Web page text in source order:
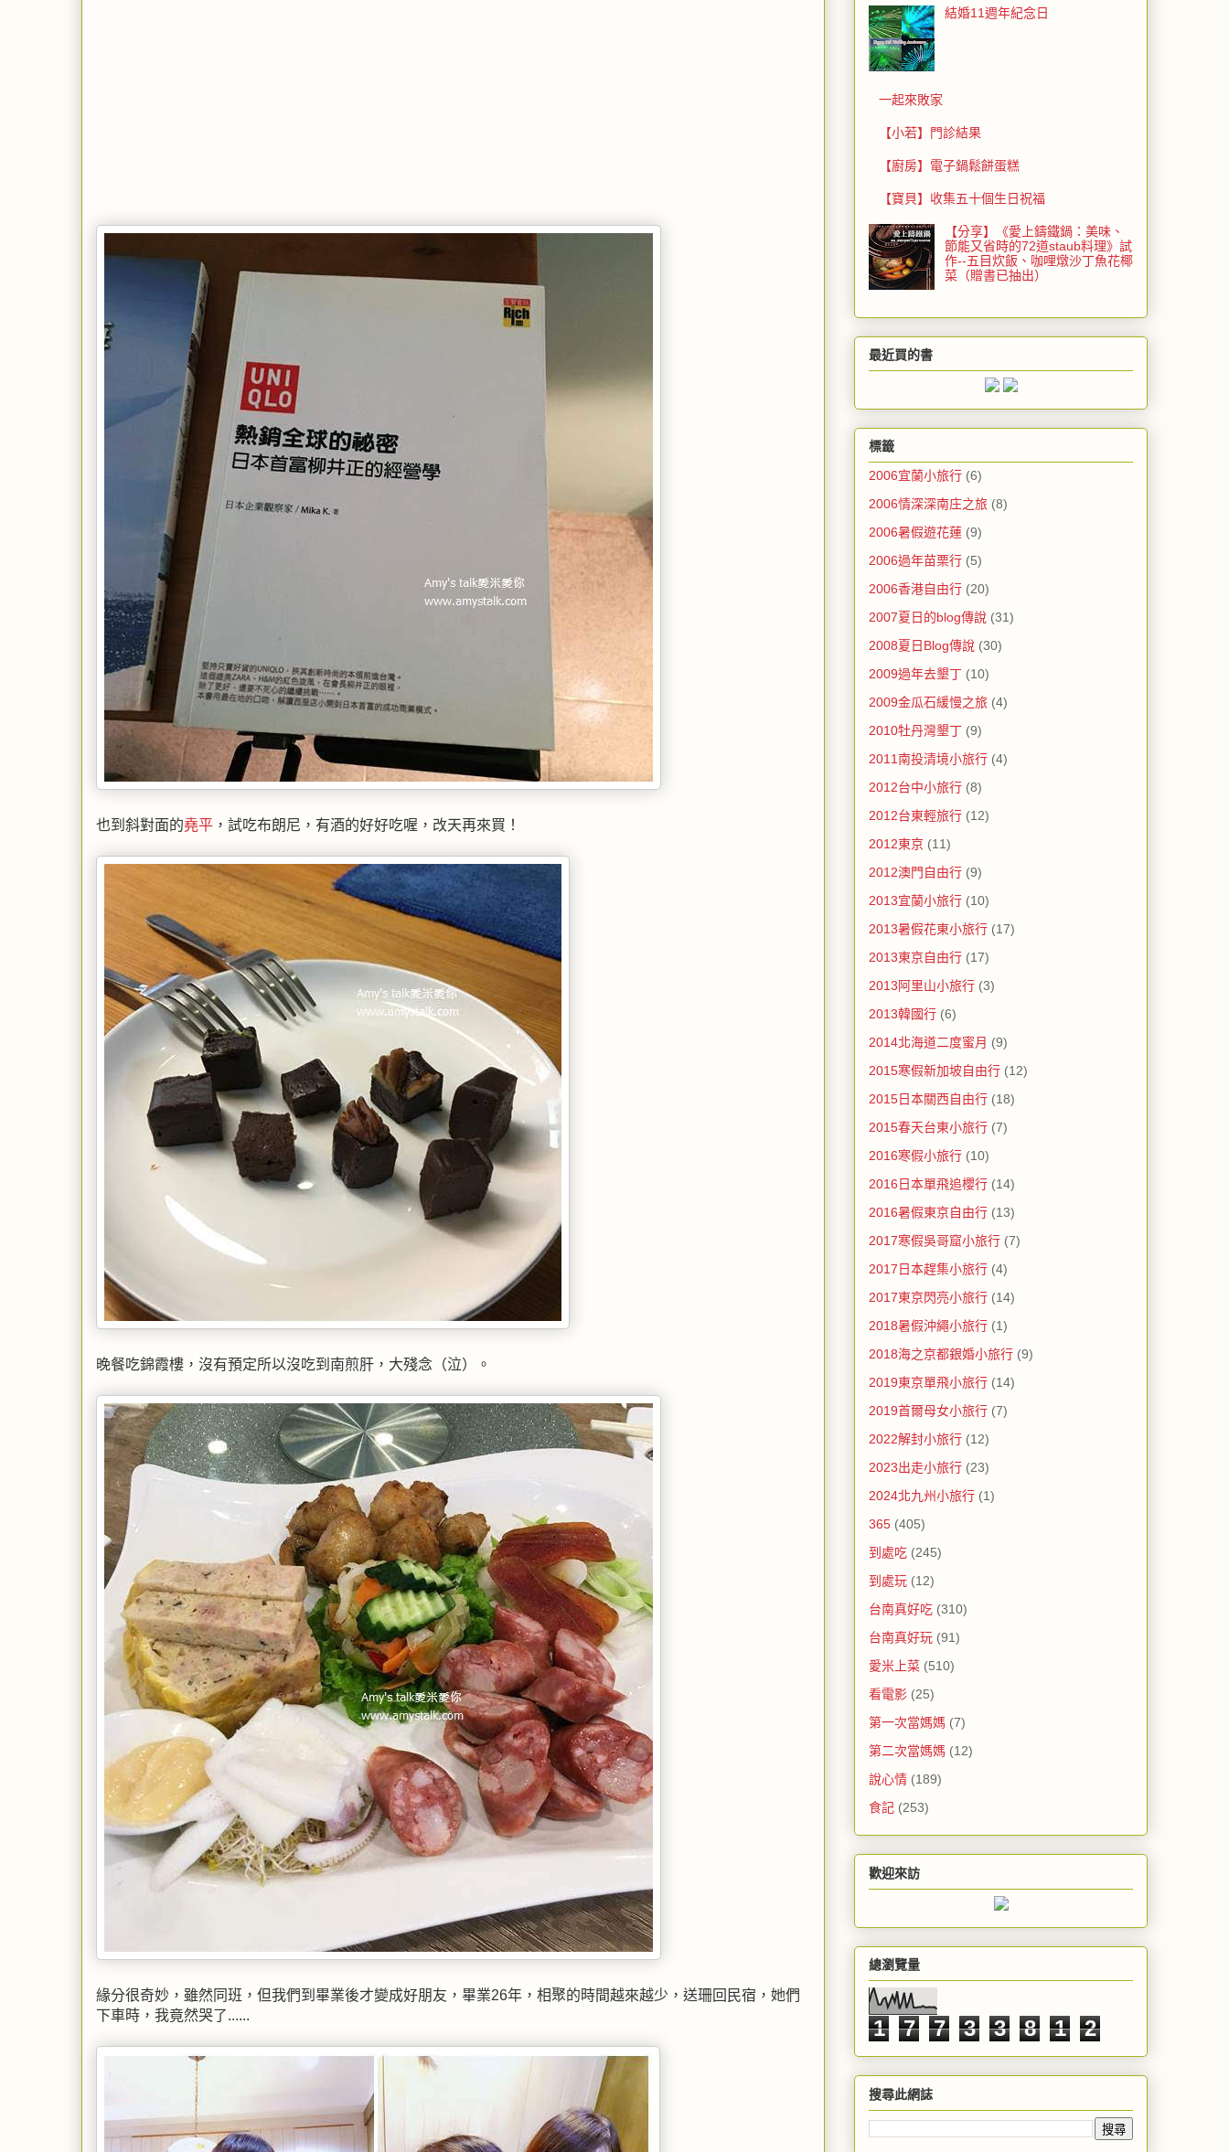
也到斜對面的堯平 ，試吃布朗尼，有酒的好好吃喔，改天再來買！
晚餐吃錦霞樓，沒有預定所以沒吃到南煎肝，大殘念（泣）。
緣分很奇妙，雖然同班，但我們到畢業後才變成好朋友，畢業26年，相聚的時間越來越少，送珊回民宿，她們
下車時，我竟然哭了......
結婚11週年紀念日
一起來敗家
【小若】門診結果
【廚房】電子鍋鬆餅蛋糕
【寶貝】收集五十個生日祝福
【分享】《愛上鑄鐵鍋：美味、
節能又省時的72道staub料理》試
作--五目炊飯、咖哩燉沙丁魚花椰
菜（贈書已抽出）
最近買的書
標籤
2006宜蘭小旅行 (6)
2006情深深南庄之旅 (8)
2006暑假遊花蓮 (9)
2006過年苗栗行 (5)
2006香港自由行 (20)
2007夏日的blog傳說 (31)
2008夏日Blog傳說 (30)
2009過年去墾丁 (10)
2009金瓜石緩慢之旅 (4)
2010牡丹灣墾丁 (9)
2011南投清境小旅行 (4)
2012台中小旅行 (8)
2012台東輕旅行 (12)
2012東京 (11)
2012澳門自由行 (9)
2013宜蘭小旅行 (10)
2013暑假花東小旅行 (17)
2013東京自由行 (17)
2013阿里山小旅行 (3)
2013韓國行 (6)
2014北海道二度蜜月 (9)
2015寒假新加坡自由行 (12)
2015日本關西自由行 (18)
2015春天台東小旅行 (7)
2016寒假小旅行 (10)
2016日本單飛追櫻行 (14)
2016暑假東京自由行 (13)
2017寒假吳哥窟小旅行 (7)
2017日本趕集小旅行 (4)
2017東京閃亮小旅行 (14)
2018暑假沖繩小旅行 (1)
2018海之京都銀婚小旅行 (9)
2019東京單飛小旅行 (14)
2019首爾母女小旅行 (7)
2022解封小旅行 (12)
2023出走小旅行 (23)
2024北九州小旅行 (1)
365 (405)
到處吃 (245)
到處玩 (12)
台南真好吃 (310)
台南真好玩 (91)
愛米上菜 (510)
看電影 (25)
第一次當媽媽 (7)
第二次當媽媽 (12)
說心情 (189)
食記 (253)
歡迎來訪
總瀏覽量
1 7 7 3 3 8 1 2
搜尋此網誌